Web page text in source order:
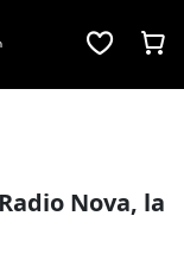
Nova, la